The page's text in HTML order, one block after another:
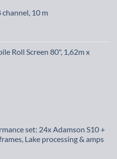
10 m
Roll Screen 80", 1,62m x
set: 24x Adamson S10 +
Lake processing & amps